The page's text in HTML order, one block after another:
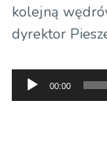
kolejną
dyrektor
Odtwarzacz
plików
00:00